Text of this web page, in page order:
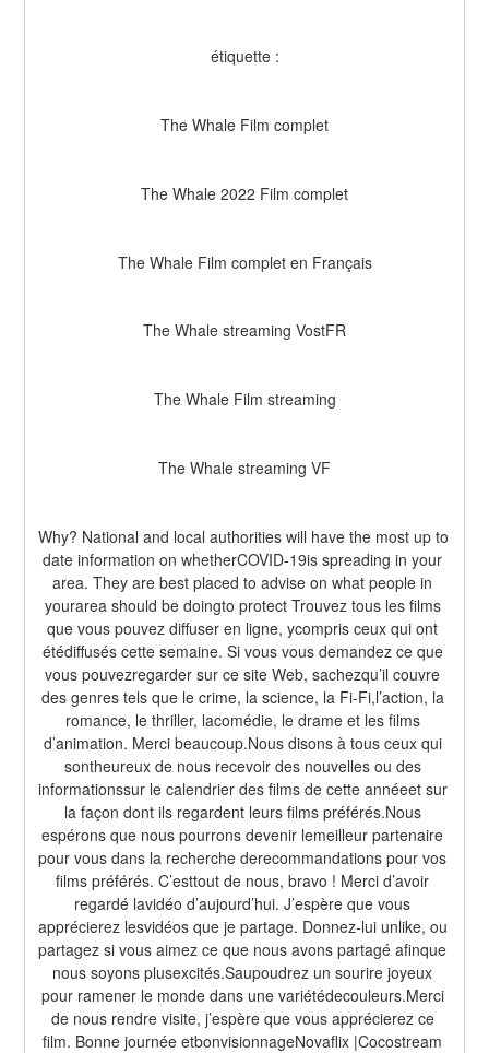
étiquette :
The Whale Film complet
The Whale 2022 Film complet
The Whale Film complet en Français
The Whale streaming VostFR
The Whale Film streaming
The Whale streaming VF
Why? National and local authorities will have the most up to
date information on whetherCOVID-19is spreading in your
area. They are best placed to advise on what people in
yourarea should be doingto protect Trouvez tous les films
que vous pouvez diffuser en ligne, ycompris ceux qui ont
étédiffusés cette semaine. Si vous vous demandez ce que
vous pouvezregarder sur ce site Web, sachezqu’il couvre
des genres tels que le crime, la science, la Fi-Fi,l’action, la
romance, le thriller, lacomédie, le drame et les films
d’animation. Merci beaucoup.Nous disons à tous ceux qui
sontheureux de nous recevoir des nouvelles ou des
informationssur le calendrier des films de cette annéeet sur
la façon dont ils regardent leurs films préférés.Nous
espérons que nous pourrons devenir lemeilleur partenaire
pour vous dans la recherche derecommandations pour vos
films préférés. C’esttout de nous, bravo ! Merci d’avoir
regardé lavidéo d’aujourd’hui. J’espère que vous
apprécierez lesvidéos que je partage. Donnez-lui unlike, ou
partagez si vous aimez ce que nous avons partagé afinque
nous soyons plusexcités.Saupoudrez un sourire joyeux
pour ramener le monde dans une variétédecouleurs.Merci
de nous rendre visite, j’espère que vous apprécierez ce
film. Bonne journée etbonvisionnageNovaflix |Cocostream